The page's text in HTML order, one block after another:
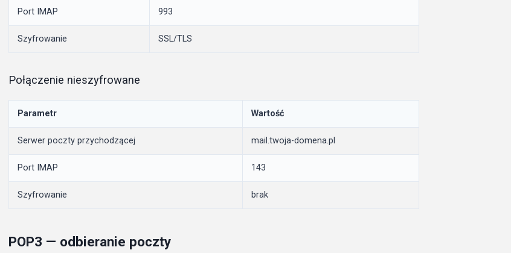
Port IMAP 993
Szyfrowanie SSL/TLS
Połączenie nieszyfrowane
Parametr Wartość
Serwer poczty przychodzącej mail.twoja-domena.pl
Port IMAP 143
Szyfrowanie brak
POP3 — odbieranie poczty